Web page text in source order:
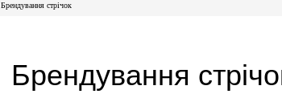
Брендування стрічок
Брендування